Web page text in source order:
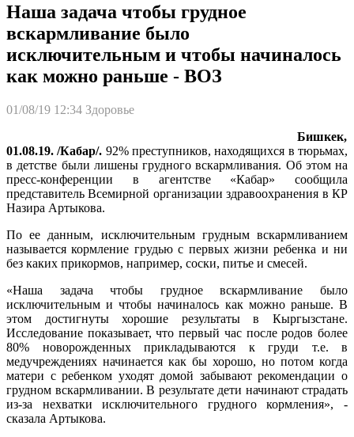
Наша задача чтобы грудное
вскармливание было
исключительным и чтобы начиналось
как можно раньше - ВОЗ
01/08/19 12:34 Здоровье
Бишкек,
01.08.19. /Кабар/. 92% преступников, находящихся в тюрьмах,
в детстве были лишены грудного вскармливания. Об этом на
пресс-конференции в агентстве «Кабар» сообщила
представитель Всемирной организации здравоохранения в КР
Назира Артыкова.
По ее данным, исключительным грудным вскармливанием
называется кормление грудью с первых жизни ребенка и ни
без каких прикормов, например, соски, питье и смесей.
«Наша задача чтобы грудное вскармливание было
исключительным и чтобы начиналось как можно раньше. В
этом достигнуты хорошие результаты в Кыргызстане.
Исследование показывает, что первый час после родов более
80% новорожденных прикладываются к груди т.е. в
медучреждениях начинается как бы хорошо, но потом когда
матери с ребенком уходят домой забывают рекомендации о
грудном вскармливании. В результате дети начинают страдать
из-за нехватки исключительного грудного кормления», -
сказала Артыкова.